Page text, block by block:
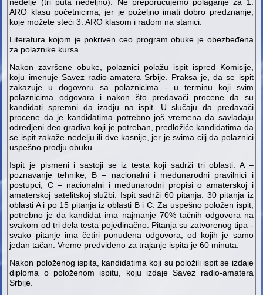
nedelje (tri puta nedeljno). Ne preporučujemo polaganje za 1.
ARO klasu početnicima, jer je poželjno imati dobro predznanje,
koje možete steći 3. ARO klasom i radom na stanici.
Literatura kojom je pokriven ceo program obuke je obezbeđena
za polaznike kursa.
Nakon završene obuke, polaznici polažu ispit ispred Komisije,
koju imenuje Savez radio-amatera Srbije. Praksa je, da se ispit
zakazuje u dogovoru sa polaznicima - u terminu koji svim
polaznicima odgovara i nakon što predavači procene da su
kandidati spremni da izadju na ispit. U slučaju da predavači
procene da je kandidatima potrebno još vremena da savladaju
odredjeni deo gradiva koji je potreban, predložiće kandidatima da
se ispit zakaže nedelju ili dve kasnije, jer je svima cilj da polaznici
uspešno prodju obuku.
Ispit je pismeni i sastoji se iz testa koji sadrži tri oblasti: A –
poznavanje tehnike, B – nacionalni i međunarodni pravilnici i
postupci, C – nacionalni i međunarodni propisi o amaterskoj i
amaterskoj satelitskoj službi. Ispit sadrži 60 pitanja: 30 pitanja iz
oblasti A i po 15 pitanja iz oblasti B i C. Za uspešno položen ispit,
potrebno je da kandidat ima najmanje 70% tačnih odgovora na
svakom od tri dela testa pojedinačno. Pitanja su zatvorenog tipa -
svako pitanje ima četiri ponuđena odgovora, od kojih je samo
jedan tačan. Vreme predviđeno za trajanje ispita je 60 minuta.
Nakon položenog ispita, kandidatima koji su položili ispit se izdaje
diploma o položenom ispitu, koju izdaje Savez radio-amatera
Srbije.